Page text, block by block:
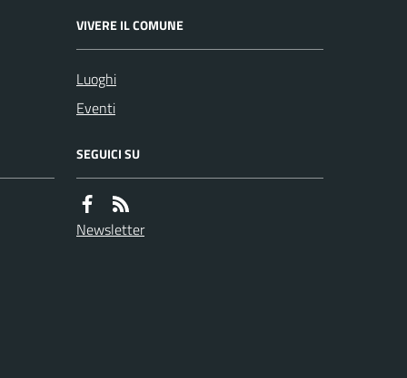
VIVERE IL COMUNE
Luoghi
Eventi
SEGUICI SU
Newsletter